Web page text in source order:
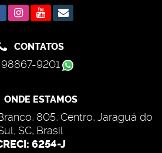
CONTATOS
98867-9201
ONDE ESTAMOS
, 805, Centro, Jaraguá do
, SC, Brasil
6254-J